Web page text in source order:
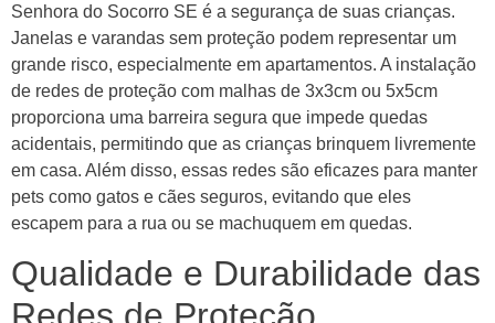
Senhora do Socorro SE é a segurança de suas crianças.
Janelas e varandas sem proteção podem representar um
grande risco, especialmente em apartamentos. A instalação
de redes de proteção com malhas de 3x3cm ou 5x5cm
proporciona uma barreira segura que impede quedas
acidentais, permitindo que as crianças brinquem livremente
em casa. Além disso, essas redes são eficazes para manter
pets como gatos e cães seguros, evitando que eles
escapem para a rua ou se machuquem em quedas.
Qualidade e Durabilidade das